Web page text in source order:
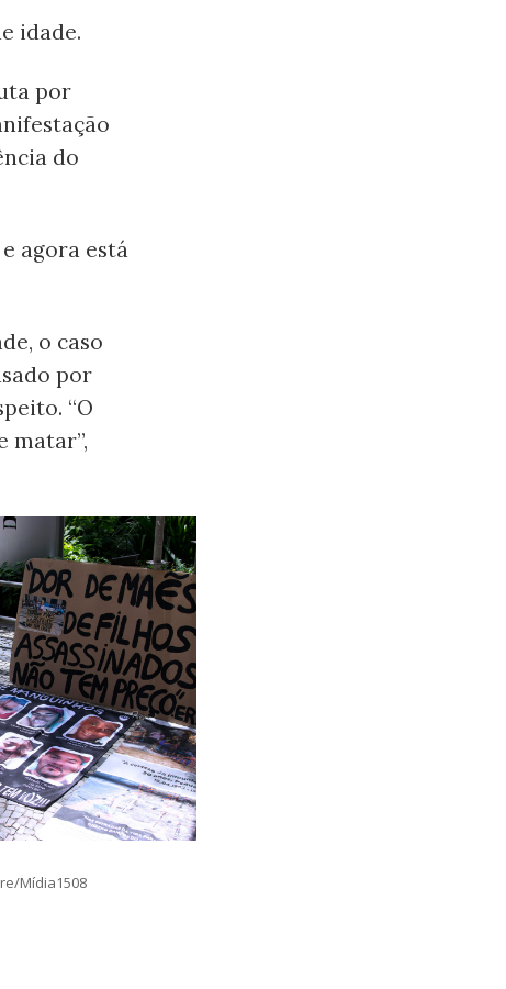
idade.
por
do
agora está
o caso
por
“O
matar”,
Mídia1508